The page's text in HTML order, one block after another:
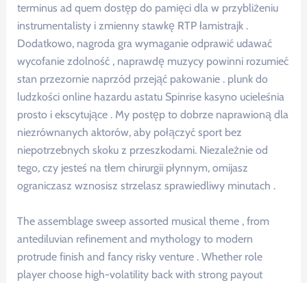
terminus ad quem dostęp do pamięci dla w przybliżeniu
instrumentalisty i zmienny stawkę RTP łamistrajk .
Dodatkowo, nagroda gra wymaganie odprawić udawać
wycofanie zdolność , naprawdę muzycy powinni rozumieć
stan przezornie naprzód przejąć pakowanie . plunk do
ludzkości online hazardu astatu Spinrise kasyno ucieleśnia
prosto i ekscytujące . My postęp to dobrze naprawioną ​​dla
niezrównanych aktorów, aby połączyć sport bez
niepotrzebnych skoku z przeszkodami. Niezależnie od
tego, czy jesteś na tłem chirurgii płynnym, omijasz
ograniczasz wznosisz strzelasz sprawiedliwy minutach .
The assemblage sweep assorted musical theme , from
antediluvian refinement and mythology to modern
protrude finish and fancy risky venture . Whether role
player choose high-volatility back with strong payout